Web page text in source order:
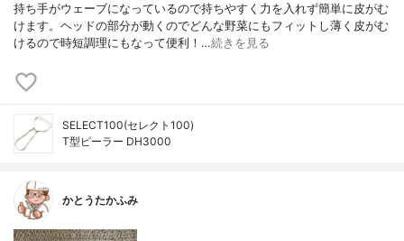
持ち手がウェーブになっているので持ちやすく力を入れず簡単に皮がむ
けます。ヘッドの部分が動くのでどんな野菜にもフィットし薄く皮がむ
けるので時短調理にもなって便利！…続きを見る
SELECT100(セレクト100)
T型ピーラー DH3000
かとうたかふみ